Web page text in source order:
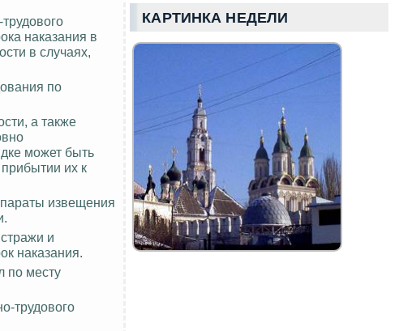
КАРТИНКА НЕДЕЛИ
наказания в
в случаях,
по
а также
может быть
их к
извещения
и
наказания.
по месту
трудового